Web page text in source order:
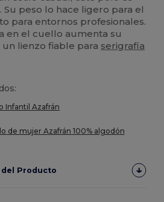
Su peso lo hace ligero para el
para entornos profesionales.
en el cuello aumenta su
lienzo fiable para serigrafía
Infantil Azafrán
de mujer Azafrán 100% algodón
del Producto